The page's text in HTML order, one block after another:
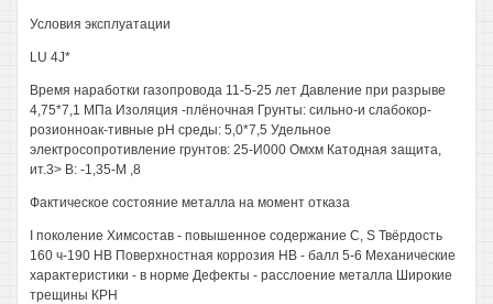
Условия эксплуатации
LU 4J*
Время наработки газопровода 11-5-25 лет Давление при разрыве
4,75*7,1 МПа Изоляция -плёночная Грунты: сильно-и слабокор-
розионноак-тивные рН среды: 5,0*7,5 Удельное
электросопротивление грунтов: 25-И000 Омхм Катодная защита,
ит.3> В: -1,35-М ,8
Фактическое состояние металла на момент отказа
I поколение Химсостав - повышенное содержание С, S Твёрдость
160 ч-190 НВ Поверхностная коррозия НВ - балл 5-6 Механические
характеристики - в норме Дефекты - расслоение металла Широкие
трещины КРН